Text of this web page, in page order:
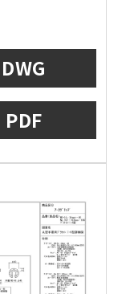
DWG
PDF